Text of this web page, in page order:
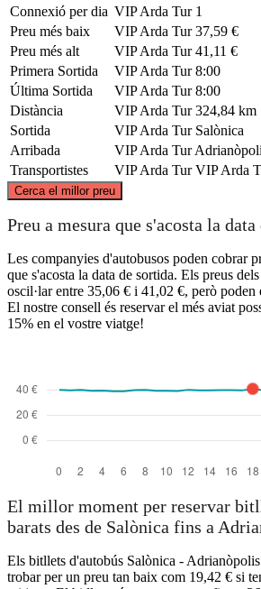
Connexió per dia VIP Arda Tur 1
Preu més baix
VIP Arda Tur 37,59 €
Preu més alt
VIP Arda Tur 41,11 €
Primera Sortida
VIP Arda Tur 8:00
Última Sortida
VIP Arda Tur 8:00
Distància
VIP Arda Tur 324,84 km
Sortida
VIP Arda Tur Salònica
Arribada
VIP Arda Tur
Transportistes
VIP Arda Tur VIP Arda
Cerca el millor preu
© CARTO, ©
Preu a mesura que s'acosta la
Les companyies d'autobusos poden cobrar
que s'acosta la data de sortida. Els preus
oscil·lar entre 35,06 € i 41,02 €, però poden
El nostre consell és reservar el més aviat
15% en el vostre viatge!
El millor moment per reservar
barats des de Salònica fins a
Els bitllets d'autobús Salònica - Adrianòpolis
trobar per un preu tan baix com 19,42 € si